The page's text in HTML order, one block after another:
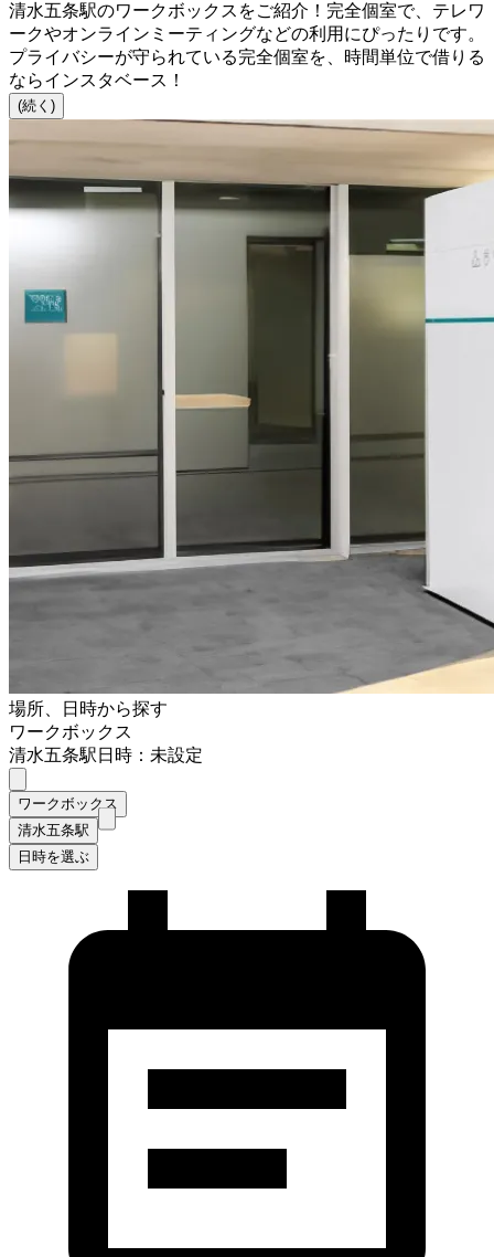
清水五条駅のワークボックスをご紹介！完全個室で、テレワ
ークやオンラインミーティングなどの利用にぴったりです。
プライバシーが守られている完全個室を、時間単位で借りる
ならインスタベース！
(続く)
場所、日時から探す
ワークボックス
清水五条駅日時：未設定
ワークボックス
清水五条駅
日時を選ぶ